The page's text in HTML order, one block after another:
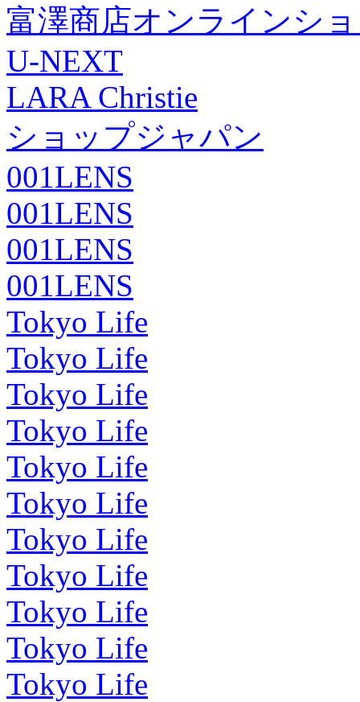
富澤商店オンラインシ
U-NEXT
LARA Christie
ショップジャパン
001LENS
001LENS
001LENS
001LENS
Tokyo Life
Tokyo Life
Tokyo Life
Tokyo Life
Tokyo Life
Tokyo Life
Tokyo Life
Tokyo Life
Tokyo Life
Tokyo Life
Tokyo Life